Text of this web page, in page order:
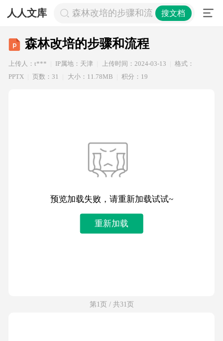
人人文库 森林改培的步骤和流程搜文档
森林改培的步骤和流程
上传人：t*** IP属地：天津 上传时间：2024-03-13
格式：
PPTX
页数：31 大小：11.78MB 积分：19
预览加载失败，请重新加载试试~
重新加载
第1页 / 共31页